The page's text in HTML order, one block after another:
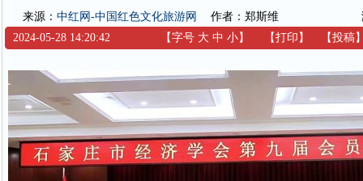
来源： 中红网-中国红色文化旅游网 作者：郑斯维
2024-05-28 14:20:42
【字号 大 中 小】 【打印 】 【投稿